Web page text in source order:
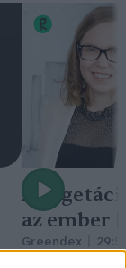
A
az ember
Greendex